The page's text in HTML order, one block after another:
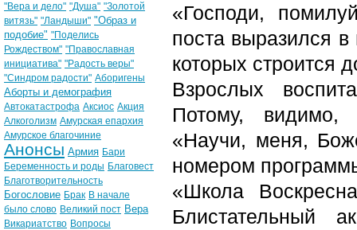
«Господи,
поста выразился
которых строится
Взрослых
Потому, видимо,
«Научи, меня,
номером
«Школа
Блистательный
"Вера и дело" "Душа" "Золотой
витязь" "Ландыши" "Образ и
подобие" "Поделись
Рождеством" "Православная
инициатива" "Радость веры"
"Синдром радости" Аборигены
Аборты и демография
Автокатастрофа Аксиос Акция
Алкоголизм Амурская епархия
Амурское благочиние
Анонсы Армия Бари
Беременность и роды Благовест
Благотворительность
Богословие Брак В начале
было слово Великий пост Вера
Викариатство Вопросы